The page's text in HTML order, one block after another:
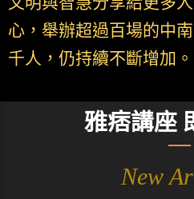
心，舉辦超過百場的中
千人，仍持續不斷增加。
雅痞講座
New